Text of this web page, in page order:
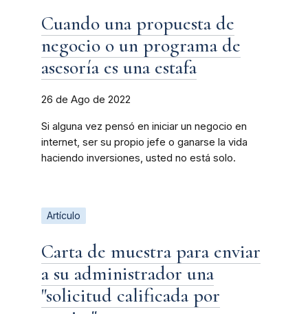
Cuando una propuesta de
negocio o un programa de
asesoría es una estafa
26 de Ago de 2022
Si alguna vez pensó en iniciar un negocio en
internet, ser su propio jefe o ganarse la vida
haciendo inversiones, usted no está solo.
Artículo
Carta de muestra para enviar
a su administrador una
"solicitud calificada por